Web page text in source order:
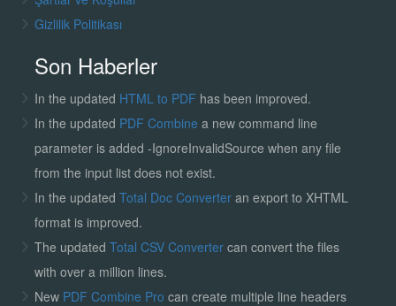
Gizlilik Politikası
Son Haberler
In the updated HTML to PDF has been improved.
In the updated PDF Combine a new command line
parameter is added -IgnoreInvalidSource when any file
from the input list does not exist.
In the updated Total Doc Converter an export to XHTML
format is improved.
The updated Total CSV Convertercan convert the files
with over a million lines.
New PDF Combine Pro can create multiple line headers